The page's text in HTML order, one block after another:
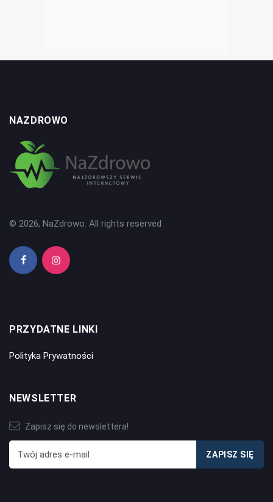
NAZDROWO
© 2026, NaZdrowo. All rights reserved
PRZYDATNE LINKI
Polityka Prywatności
NEWSLETTER
Zapisz się do newslettera!